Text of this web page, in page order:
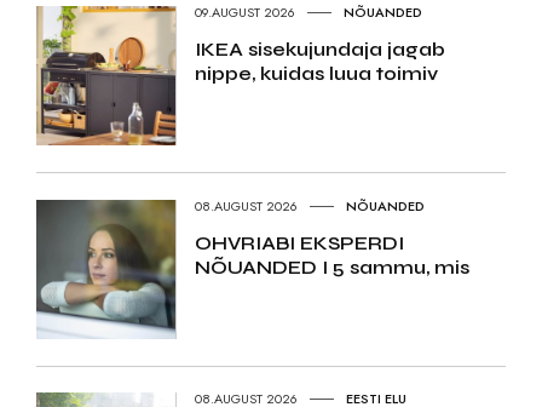
09.AUGUST 2026 NÕUANDED
IKEA sisekujundaja jagab
nippe, kuidas luua toimiv
08.AUGUST 2026 NÕUANDED
OHVRIABI EKSPERDI
NÕUANDED I 5 sammu, mis
08.AUGUST 2026 EESTI ELU